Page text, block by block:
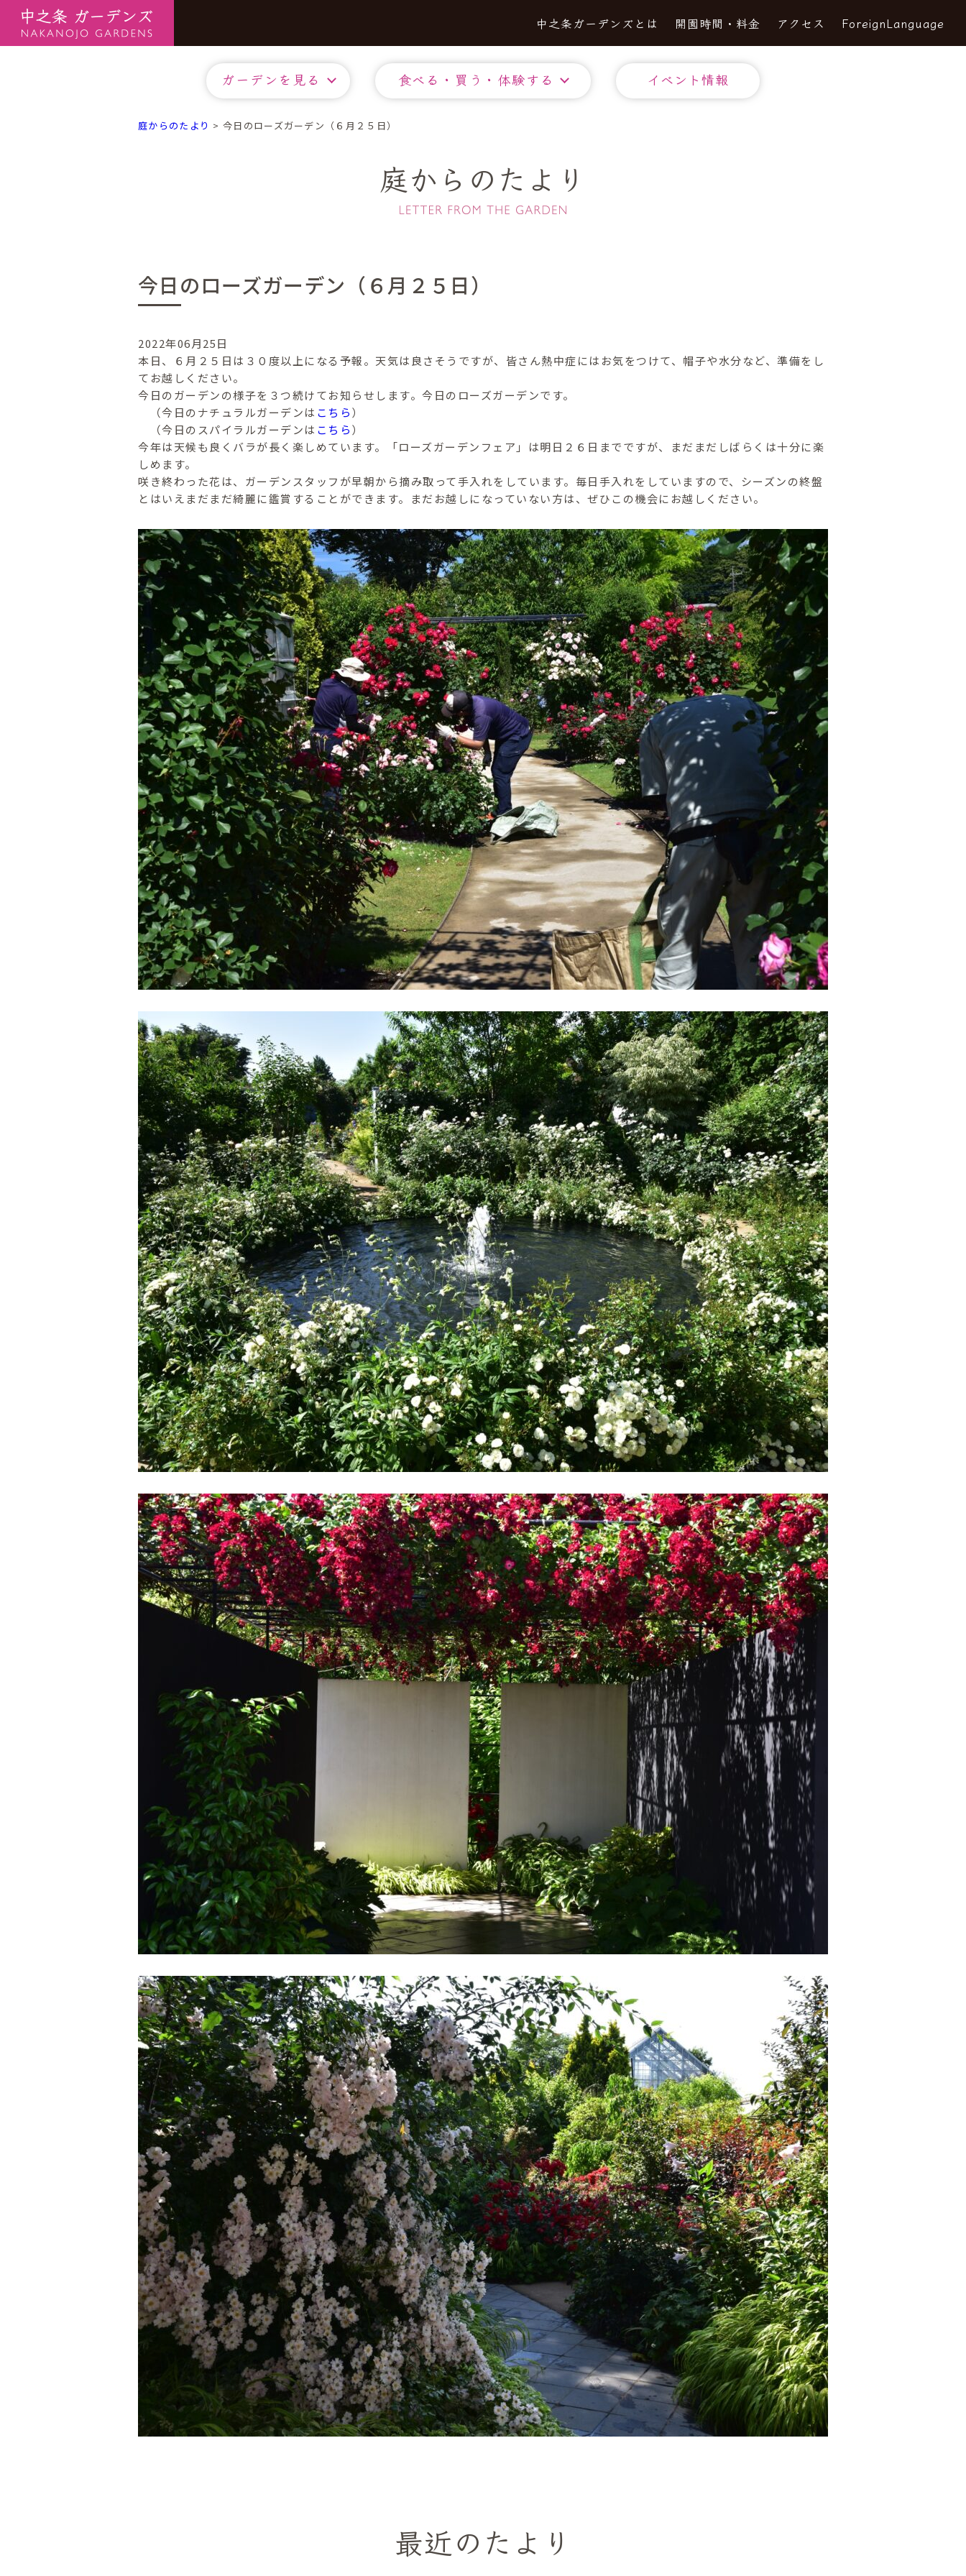
中之条ガーデンズとは 開園時間・料金 アクセス ForeignLanguage
ガーデンを見る 食べる・買う・体験する イベント情報
庭からのたより >今日のローズガーデン（６月２５日）
庭からのたより
今日のローズガーデン（６月２５日）
2022年06月25日
本日、６月２５日は３０度以上になる予報。天気は良さそうですが、皆さん熱中症にはお気をつけて、帽子や水分など、準備をし
てお越しください。
今日のガーデンの様子を３つ続けてお知らせします。今日のローズガーデンです。
（今日のナチュラルガーデンは こちら）
（今日のスパイラルガーデンは こちら）
今年は天候も良くバラが長く楽しめています。「ローズガーデンフェア」は明日２６日までですが、まだまだしばらくは十分に楽
しめます。
咲き終わった花は、ガーデンスタッフが早朝から摘み取って手入れをしています。毎日手入れをしていますので、シーズンの終盤
とはいえまだまだ綺麗に鑑賞することができます。まだお越しになっていない方は、ぜひこの機会にお越しください。
最近のたより